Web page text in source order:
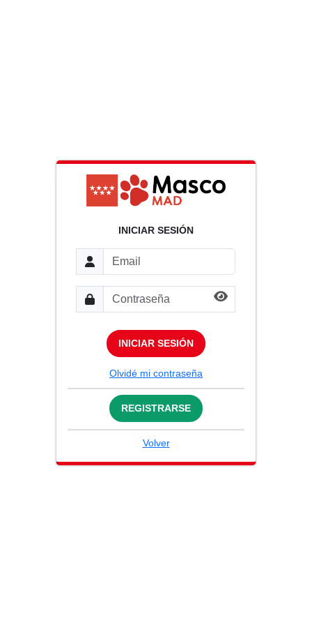
INICIAR SESIÓN
INICIAR SESIÓN
Olvidé mi contraseña
REGISTRARSE
Volver